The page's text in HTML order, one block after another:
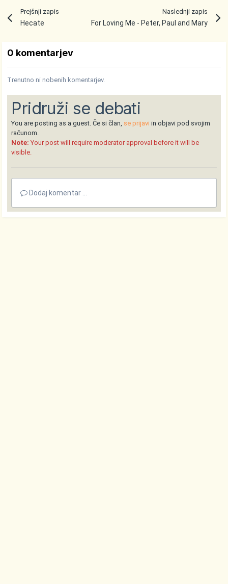
Prejšnji zapis
Hecate
Naslednji zapis
For Loving Me - Peter, Paul and Mary
0 komentarjev
Trenutno ni nobenih komentarjev.
Pridruži se debati
You are posting as a guest. Če si član, se prijavi in objavi pod svojim
računom.
Note: Your post will require moderator approval before it will be
visible.
Dodaj komentar ...